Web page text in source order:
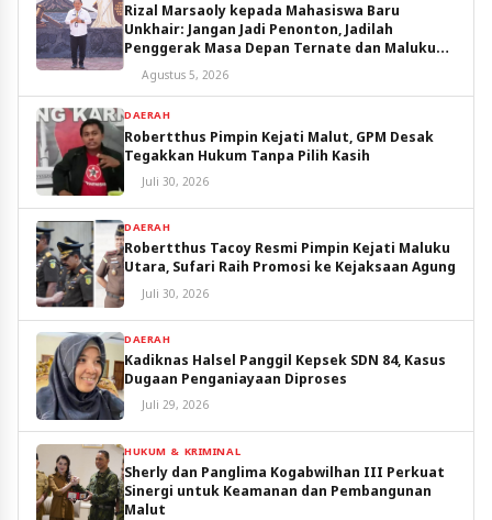
Rizal Marsaoly kepada Mahasiswa Baru
Unkhair: Jangan Jadi Penonton, Jadilah
Penggerak Masa Depan Ternate dan Maluku
Utara
Agustus 5, 2026
DAERAH
Robertthus Pimpin Kejati Malut, GPM Desak
Tegakkan Hukum Tanpa Pilih Kasih
Juli 30, 2026
DAERAH
Robertthus Tacoy Resmi Pimpin Kejati Maluku
Utara, Sufari Raih Promosi ke Kejaksaan Agung
Juli 30, 2026
DAERAH
Kadiknas Halsel Panggil Kepsek SDN 84, Kasus
Dugaan Penganiayaan Diproses
Juli 29, 2026
HUKUM & KRIMINAL
Sherly dan Panglima Kogabwilhan III Perkuat
Sinergi untuk Keamanan dan Pembangunan
Malut